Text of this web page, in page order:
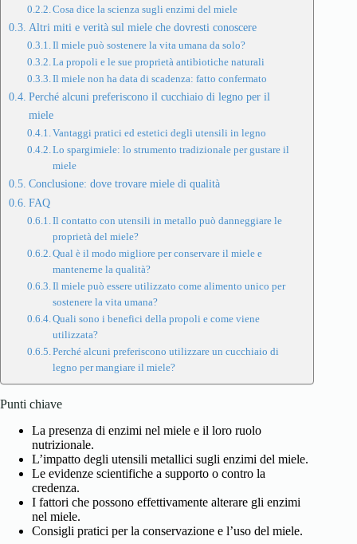
Cosa dice la scienza sugli enzimi del miele
Altri miti e verità sul miele che dovresti conoscere
Il miele può sostenere la vita umana da solo?
La propoli e le sue proprietà antibiotiche naturali
Il miele non ha data di scadenza: fatto confermato
Perché alcuni preferiscono il cucchiaio di legno per il
miele
Vantaggi pratici ed estetici degli utensili in legno
Lo spargimiele: lo strumento tradizionale per gustare il
miele
Conclusione: dove trovare miele di qualità
FAQ
Il contatto con utensili in metallo può danneggiare le
proprietà del miele?
Qual è il modo migliore per conservare il miele e
mantenerne la qualità?
Il miele può essere utilizzato come alimento unico per
sostenere la vita umana?
Quali sono i benefici della propoli e come viene
utilizzata?
Perché alcuni preferiscono utilizzare un cucchiaio di
legno per mangiare il miele?
Punti chiave
La presenza di enzimi nel miele e il loro ruolo
nutrizionale.
L’impatto degli utensili metallici sugli enzimi del miele.
Le evidenze scientifiche a supporto o contro la
credenza.
I fattori che possono effettivamente alterare gli enzimi
nel miele.
Consigli pratici per la conservazione e l’uso del miele.